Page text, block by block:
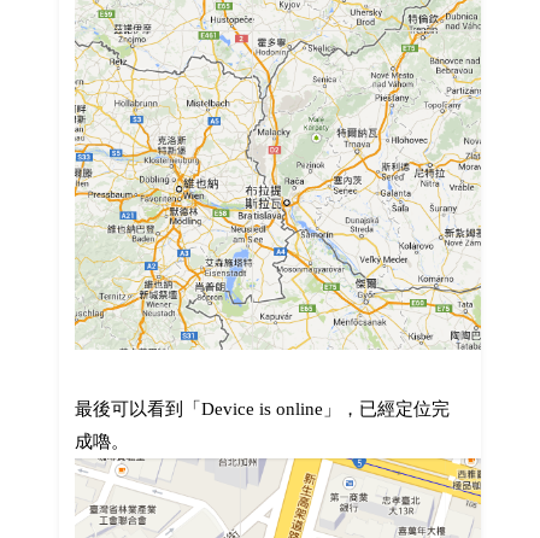
最後可以看到「Device is online」，已經定位完
成嚕。